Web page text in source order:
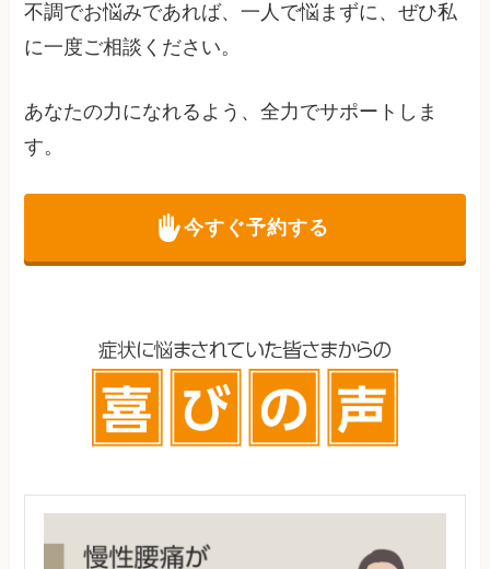
不調でお悩みであれば、一人で悩まずに、ぜひ私
に一度ご相談ください。
あなたの力になれるよう、全力でサポートしま
す。
今すぐ予約する